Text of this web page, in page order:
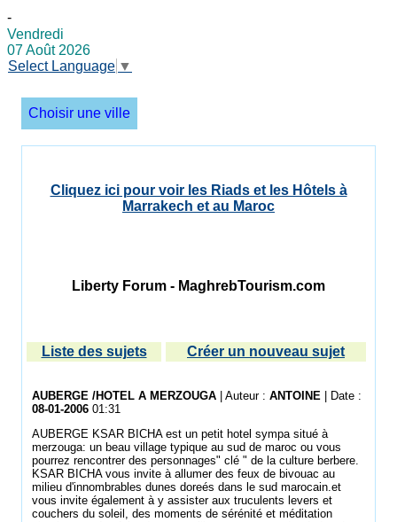
-
Vendredi
07 Août 2026
Select Language ▼
Choisir une ville
Cliquez ici pour voir les Riads et les Hôtels à
Marrakech et au Maroc
Liberty Forum - MaghrebTourism.com
Liste des sujets Créer un nouveau sujet
AUBERGE /HOTEL A MERZOUGA | Auteur : ANTOINE | Date :
08-01-2006 01:31
AUBERGE KSAR BICHA est un petit hotel sympa situé à
merzouga: un beau village typique au sud de maroc ou vous
pourrez rencontrer des personnages" clé " de la culture berbere.
KSAR BICHA vous invite à allumer des feux de bivouac au
milieu d'innombrables dunes doreés dans le sud marocain.et
vous invite également à y assister aux truculents levers et
couchers du soleil, des moments de sérénité et méditation